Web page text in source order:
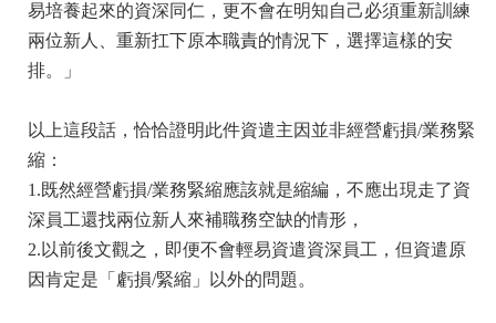
易培養起來的資深同仁，更不會在明知自己必須重新訓練
兩位新人、重新扛下原本職責的情況下，選擇這樣的安
排。」
以上這段話，恰恰證明此件資遣主因並非經營虧損/業務緊
縮：
1.既然經營虧損/業務緊縮應該就是縮編，不應出現走了資
深員工還找兩位新人來補職務空缺的情形，
2.以前後文觀之，即便不會輕易資遣資深員工，但資遣原
因肯定是「虧損/緊縮」以外的問題。